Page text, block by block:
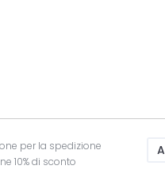
per la spedizione
10% di sconto